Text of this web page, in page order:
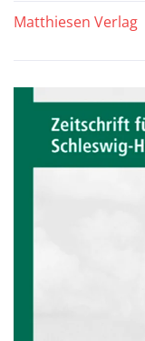
Matthiesen Verlag